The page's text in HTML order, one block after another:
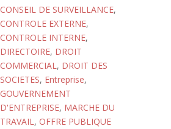
CONSEIL DE SURVEILLANCE,
CONTROLE EXTERNE,
CONTROLE INTERNE,
DIRECTOIRE, DROIT
COMMERCIAL, DROIT DES
SOCIETES, Entreprise,
GOUVERNEMENT
D'ENTREPRISE, MARCHE DU
TRAVAIL, OFFRE PUBLIQUE